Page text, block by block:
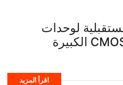
لوحدات
كاميرات CMOS الكبيرة
اقرأ المزيد